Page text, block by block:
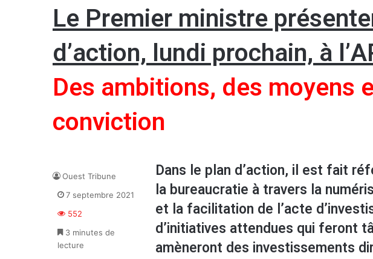
Le Premier ministre
d’action, lundi prochain, à
Des ambitions, des moyens
conviction
Dans le plan d’action, il est fait
la bureaucratie à travers la
et la facilitation de l’acte
d’initiatives attendues qui feront
amèneront des investissements
Ouest Tribune
7 septembre 2021
552
3 minutes de
lecture